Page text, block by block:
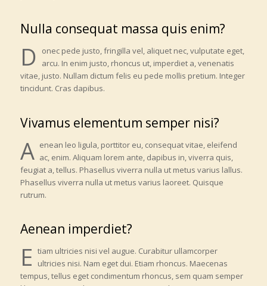
Nulla consequat massa quis enim?
D
onec pede justo, fringilla vel, aliquet nec, vulputate eget,
arcu. In enim justo, rhoncus ut, imperdiet a, venenatis
vitae, justo. Nullam dictum felis eu pede mollis pretium. Integer
tincidunt. Cras dapibus.
Vivamus elementum semper nisi?
A enean leo ligula, porttitor eu, consequat vitae, eleifend
ac, enim. Aliquam lorem ante, dapibus in, viverra quis,
feugiat a, tellus. Phasellus viverra nulla ut metus varius lallus.
Phasellus viverra nulla ut metus varius laoreet. Quisque
rutrum.
Aenean imperdiet?
E tiam ultricies nisi vel augue. Curabitur ullamcorper
ultricies nisi. Nam eget dui. Etiam rhoncus. Maecenas
tempus, tellus eget condimentum rhoncus, sem quam semper